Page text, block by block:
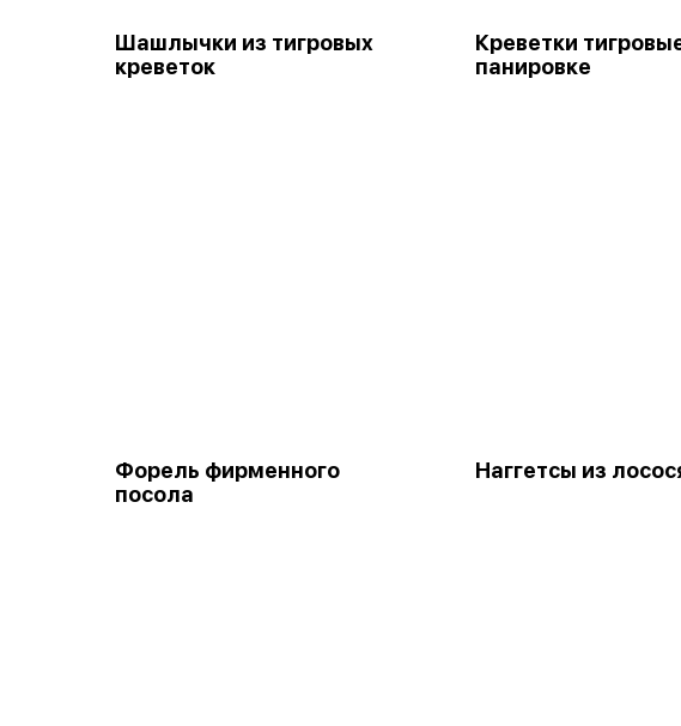
Шашлычки из тигровых
креветок
Креветки
панировке
Форель фирменного
посола
Наггетсы из